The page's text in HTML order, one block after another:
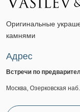
Оригинальные
камнями
Адрес
Встречи по
Москва, Озерковская